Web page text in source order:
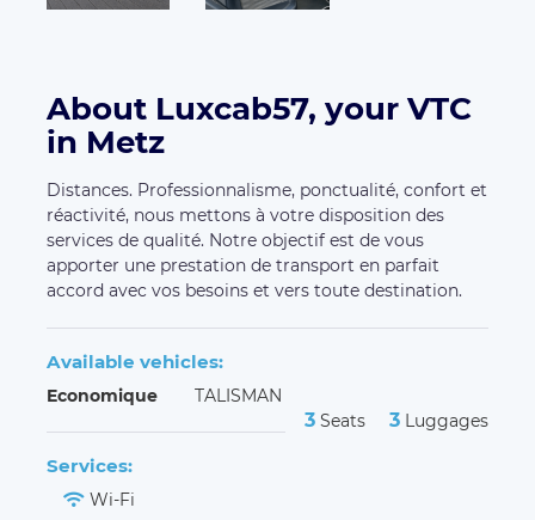
About Luxcab57, your VTC
in Metz
Distances. Professionnalisme, ponctualité, confort et
réactivité, nous mettons à votre disposition des
services de qualité. Notre objectif est de vous
apporter une prestation de transport en parfait
accord avec vos besoins et vers toute destination.
Available vehicles:
Economique TALISMAN
3 Seats 3 Luggages
Services:
Wi-Fi